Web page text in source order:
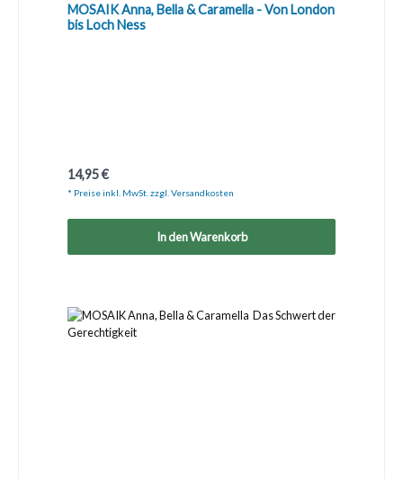
MOSAIK Anna, Bella & Caramella - Von London
bis Loch Ness
Regulärer Preis:
14,95 €
* Preise inkl. MwSt. zzgl. Versandkosten
In den Warenkorb